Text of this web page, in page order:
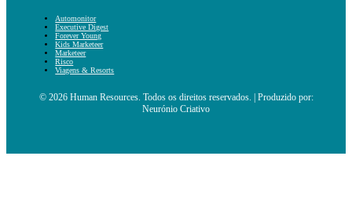
Automonitor
Executive Digest
Forever Young
Kids Marketeer
Marketeer
Risco
Viagens & Resorts
© 2026 Human Resources. Todos os direitos reservados. | Produzido por:
Neurónio Criativo